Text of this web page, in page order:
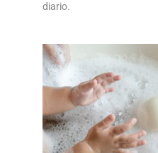
diario.